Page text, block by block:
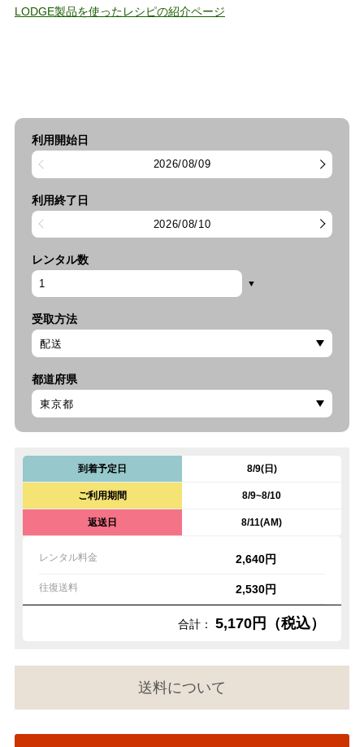
LODGE製品を使ったレシピの紹介ページ
利用開始日
2026/08/09
利用終了日
2026/08/10
レンタル数
受取方法
都道府県
到着予定日 8/9(日)
ご利用期間 8/9~8/10
返送日 8/11(AM)
レンタル料金 2,640円
往復送料 2,530円
合計： 5,170円（税込）
送料について